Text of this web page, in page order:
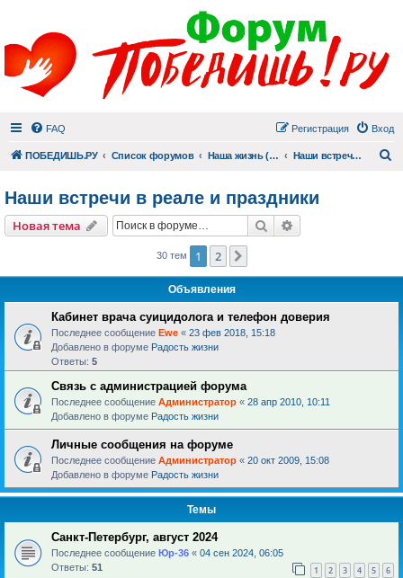
FAQ Вход
Регистрация
ПОБЕДИШЬ.РУ Список форумов Наша жизнь (не всё же о суициде!) Наши встречи в реале и праздники
Наши встречи в реале и праздники
Новая тема Поиск
30 тем 1 2
Объявления
Кабинет врача суицидолога и телефон доверия
Последнее сообщение Ewe « 23 фев 2018, 15:18
Добавлено в форуме Радость жизни
Ответы: 5
Связь с администрацией форума
Последнее сообщение Администратор « 28 апр 2010, 10:11
Добавлено в форуме Радость жизни
Личные сообщения на форуме
Последнее сообщение Администратор « 20 окт 2009, 15:08
Добавлено в форуме Радость жизни
Темы
Санкт-Петербург, август 2024
Последнее сообщение Юр-36 « 04 сен 2024, 06:05
Ответы: 51 1 2 3 4 5 6